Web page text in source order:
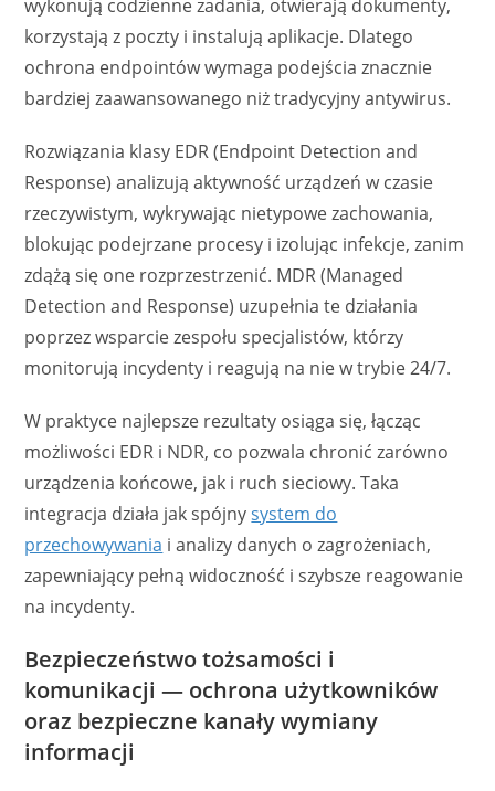
wykonują codzienne zadania, otwierają dokumenty,
korzystają z poczty i instalują aplikacje. Dlatego
ochrona endpointów wymaga podejścia znacznie
bardziej zaawansowanego niż tradycyjny antywirus.
Rozwiązania klasy EDR (Endpoint Detection and
Response) analizują aktywność urządzeń w czasie
rzeczywistym, wykrywając nietypowe zachowania,
blokując podejrzane procesy i izolując infekcje, zanim
zdążą się one rozprzestrzenić. MDR (Managed
Detection and Response) uzupełnia te działania
poprzez wsparcie zespołu specjalistów, którzy
monitorują incydenty i reagują na nie w trybie 24/7.
W praktyce najlepsze rezultaty osiąga się, łącząc
możliwości EDR i NDR, co pozwala chronić zarówno
urządzenia końcowe, jak i ruch sieciowy. Taka
integracja działa jak spójnysystem do
przechowywania i analizy danych o zagrożeniach,
zapewniający pełną widoczność i szybsze reagowanie
na incydenty.
Bezpieczeństwo tożsamości i
komunikacji — ochrona użytkowników
oraz bezpieczne kanały wymiany
informacji